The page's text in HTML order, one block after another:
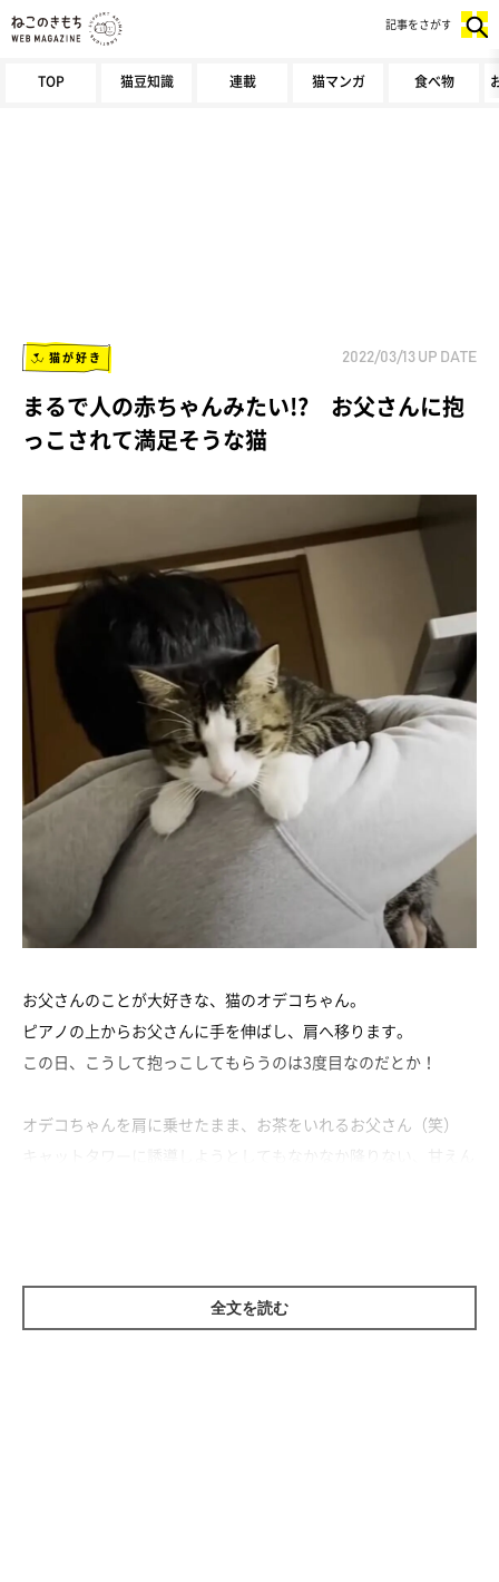
TOP 猫豆知識 連載 猫マンガ 食べ物
記事をさがす
猫が好き 2022/03/13 UP DATE
まるで人の赤ちゃんみたい!? お父さんに抱
っこされて満足そうな猫
お父さんのことが大好きな、猫のオデコちゃん。
ピアノの上からお父さんに手を伸ばし、肩へ移ります。
この日、こうして抱っこしてもらうのは3度目なのだとか！
オデコちゃんを肩に乗せたまま、お茶をいれるお父さん（笑）
キャットタワーに誘導しようとしてもなかなか降りない、甘えん
全文を読む